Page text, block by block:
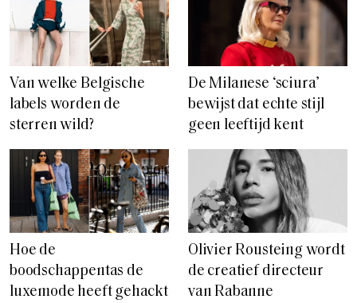
Van welke Belgische
labels worden de
sterren wild?
De Milanese ‘sciura’
bewijst dat echte stijl
geen leeftijd kent
Hoe de
boodschappentas de
luxemode heeft gehackt
Olivier Rousteing wordt
de creatief directeur
van Rabanne